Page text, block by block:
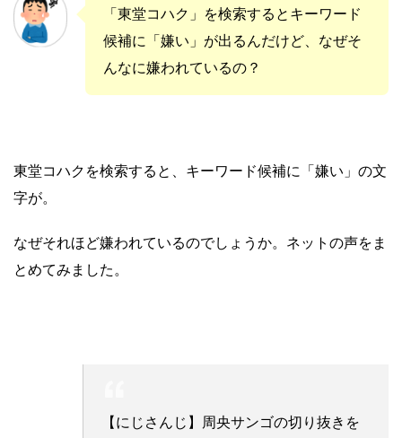
「東堂コハク」を検索するとキーワード
候補に「嫌い」が出るんだけど、なぜそ
んなに嫌われているの？
東堂コハクを検索すると、キーワード候補に「嫌い」の文
字が。
なぜそれほど嫌われているのでしょうか。ネットの声をま
とめてみました。
【にじさんじ】周央サンゴの切り抜きを